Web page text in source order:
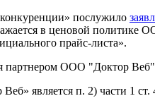
послужило
в ценовой политике
прайс-листа».
партнером ООО "Доктор
является п. 2) части 1